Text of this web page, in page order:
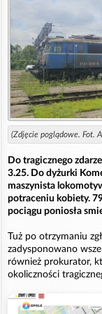
(Zdjęcie poglądowe. Fot.
Do tragicznego
3.25. Do dyżurki
maszynista
potraceniu kobiety.
pociągu poniosła
Tuż po otrzymaniu
zadysponowano
również prokurator,
okoliczności